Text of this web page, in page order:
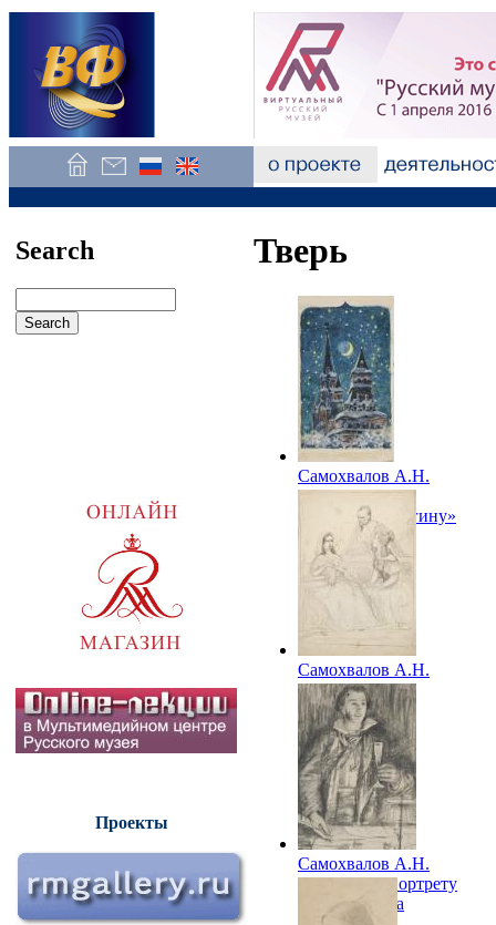
Search
Проекты
Тверь
Самохвалов А.Н.
Иллюстрация к
«Евгению Онегину»
А.С.Пушкина
Самохвалов А.Н.
Иллюстрация к
литературному
произведению
Самохвалов А.Н.
Набросок к портрету
А.С.Пушкина